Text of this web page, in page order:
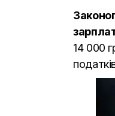
14 000